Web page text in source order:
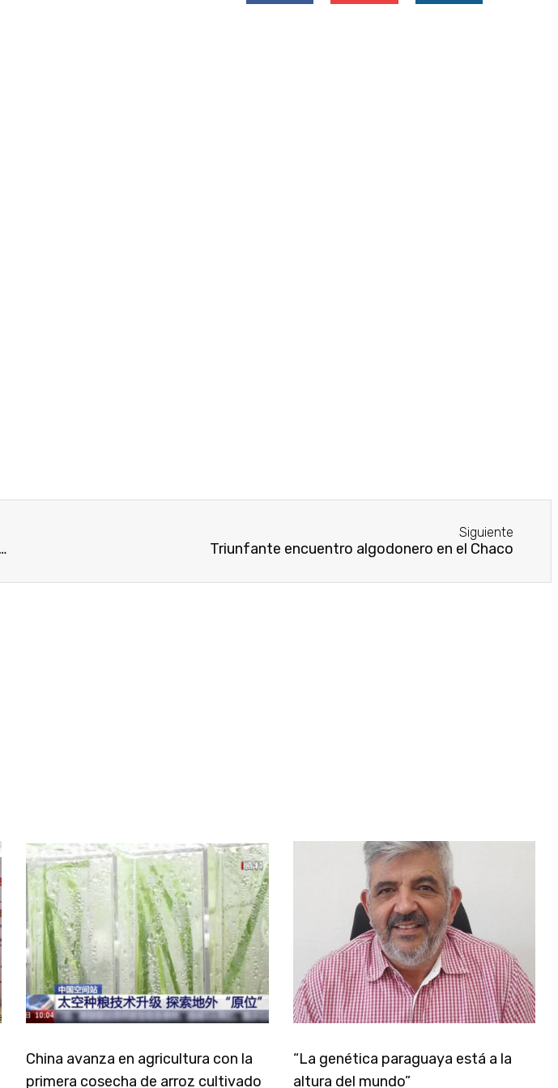
Entregaron implementos agrícolas para el fortalecimiento de las Escuelas Agrícolas
Siguiente
Triunfante encuentro algodonero en el Chaco
China avanza en agricultura con la
primera cosecha de arroz cultivado
“La genética paraguaya está a la
altura del mundo”